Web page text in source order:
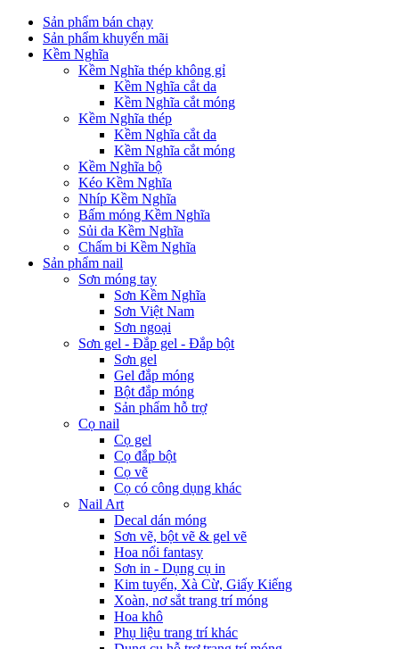
Sản phẩm bán chạy
Sản phẩm khuyến mãi
Kềm Nghĩa
Kềm Nghĩa thép không gỉ
Kềm Nghĩa cắt da
Kềm Nghĩa cắt móng
Kềm Nghĩa thép
Kềm Nghĩa cắt da
Kềm Nghĩa cắt móng
Kềm Nghĩa bộ
Kéo Kềm Nghĩa
Nhíp Kềm Nghĩa
Bấm móng Kềm Nghĩa
Sủi da Kềm Nghĩa
Chấm bi Kềm Nghĩa
Sản phẩm nail
Sơn móng tay
Sơn Kềm Nghĩa
Sơn Việt Nam
Sơn ngoại
Sơn gel - Đắp gel - Đắp bột
Sơn gel
Gel đắp móng
Bột đắp móng
Sản phẩm hỗ trợ
Cọ nail
Cọ gel
Cọ đắp bột
Cọ vẽ
Cọ có công dụng khác
Nail Art
Decal dán móng
Sơn vẽ, bột vẽ & gel vẽ
Hoa nổi fantasy
Sơn in - Dụng cụ in
Kim tuyến, Xà Cừ, Giấy Kiếng
Xoàn, nơ sắt trang trí móng
Hoa khô
Phụ liệu trang trí khác